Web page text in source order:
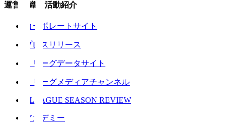
運営組織・活動紹介
コーポレートサイト
プレスリリース
Ｊリーグデータサイト
Ｊリーグメディアチャンネル
J.LEAGUE SEASON REVIEW
アカデミー